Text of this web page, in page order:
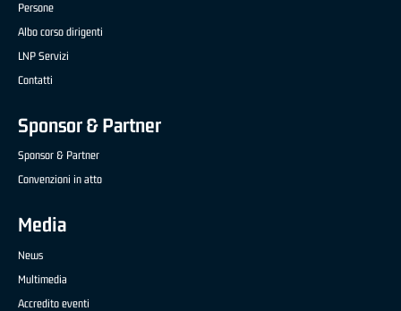
Persone
Albo corso dirigenti
LNP Servizi
Contatti
Sponsor & Partner
Sponsor & Partner
Convenzioni in atto
Media
News
Multimedia
Accredito eventi